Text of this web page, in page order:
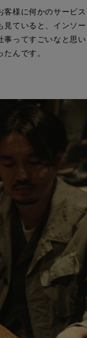
様に何かのサービス
見ていると、インソー
事ってすごいなと思い
んです。